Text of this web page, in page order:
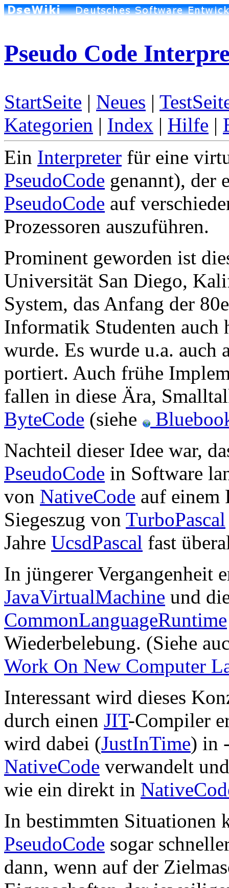
Pseudo Code
StartSeite | Neues |
Kategorien | Index | Hilfe |
Ein Interpreter für eine
PseudoCode genannt), der
PseudoCode auf
Prozessoren auszuführen.
Prominent geworden ist
Universität San Diego,
System, das Anfang der
Informatik Studenten auch
wurde. Es wurde u.a. auch
portiert. Auch frühe
fallen in diese Ära,
ByteCode (siehe
Nachteil dieser Idee war,
PseudoCode in Software
von NativeCode auf einem
Siegeszug von TurboPascal
Jahre UcsdPascal fast
In jüngerer Vergangenheit
JavaVirtualMachine und
CommonLanguageRuntime
Wiederbelebung. (Siehe
Work On New Computer
Interessant wird dieses
durch einen JIT-Compiler
wird dabei (JustInTime) in
NativeCode verwandelt
wie ein direkt in
In bestimmten Situationen
PseudoCode sogar
dann, wenn auf der